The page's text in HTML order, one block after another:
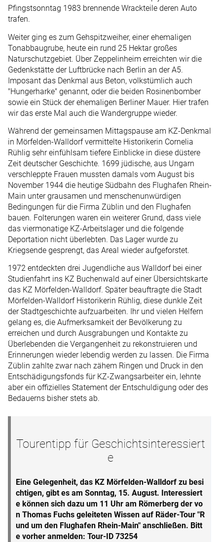
Pfingstsonntag 1983 brennende Wrackteile deren Auto
trafen.
Weiter ging es zum Gehspitzweiher, einer ehemaligen
Tonabbaugrube, heute ein rund 25 Hektar großes
Naturschutzgebiet. Über Zeppelinheim erreichten wir die
Gedenkstätte der Luftbrücke nach Berlin an der A5.
Imposant das Denkmal aus Beton, volkstümlich auch
"Hungerharke" genannt, oder die beiden Rosinenbomber
sowie ein Stück der ehemaligen Berliner Mauer. Hier trafen
wir das erste Mal auch die Wandergruppe wieder.
Während der gemeinsamen Mittagspause am KZ-Denkmal
in Mörfelden-Walldorf vermittelte Historikerin Cornelia
Rühlig sehr einfühlsam tiefere Einblicke in diese düstere
Zeit deutscher Geschichte. 1699 jüdische, aus Ungarn
verschleppte Frauen mussten damals vom August bis
November 1944 die heutige Südbahn des Flughafen Rhein-
Main unter grausamen und menschenunwürdigen
Bedingungen für die Firma Züblin und den Flughafen
bauen. Folterungen waren ein weiterer Grund, dass viele
das viermonatige KZ-Arbeitslager und die folgende
Deportation nicht überlebten. Das Lager wurde zu
Kriegsende gesprengt, das Areal wieder aufgeforstet.
1972 entdeckten drei Jugendliche aus Walldorf bei einer
Studienfahrt ins KZ Buchenwald auf einer Übersichtskarte
das KZ Mörfelden-Walldorf. Später beauftragte die Stadt
Mörfelden-Walldorf Historikerin Rühlig, diese dunkle Zeit
der Stadtgeschichte aufzuarbeiten. Ihr und vielen Helfern
gelang es, die Aufmerksamkeit der Bevölkerung zu
erreichen und durch Ausgrabungen und Kontakte zu
Überlebenden die Vergangenheit zu rekonstruieren und
Erinnerungen wieder lebendig werden zu lassen. Die Firma
Züblin zahlte zwar nach zähem Ringen und Druck in den
Entschädigungsfonds für KZ-Zwangsarbeiter ein, lehnte
aber ein offizielles Statement der Entschuldigung oder des
Bedauerns bisher stets ab.
Tourentipp für Geschichtsinteressiert
e
Eine Gelegenheit, das KZ Mörfelden-Walldorf zu besi
chtigen, gibt es am Sonntag, 15. August. Interessiert
e können sich dazu um 11 Uhr am Römerberg der vo
n Thomas Fuchs geleiteten Wissen auf Räder-Tour "R
und um den Flughafen Rhein-Main" anschließen. Bitt
e vorher anmelden: Tour-ID 73254